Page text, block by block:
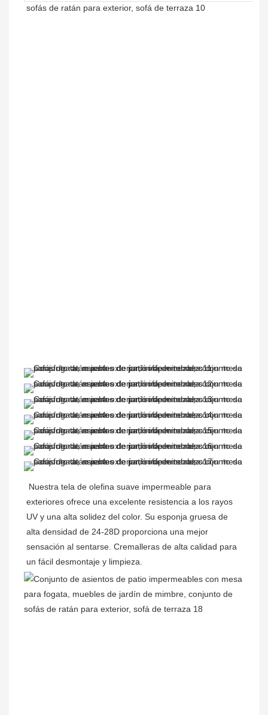
Nuestra tela de olefina suave impermeable para
exteriores ofrece una excelente resistencia a los rayos
UV y una alta solidez del color. Su esponja gruesa de
alta densidad de 24-28D proporciona una mejor
sensación al sentarse. Cremalleras de alta calidad para
un fácil desmontaje y limpieza.